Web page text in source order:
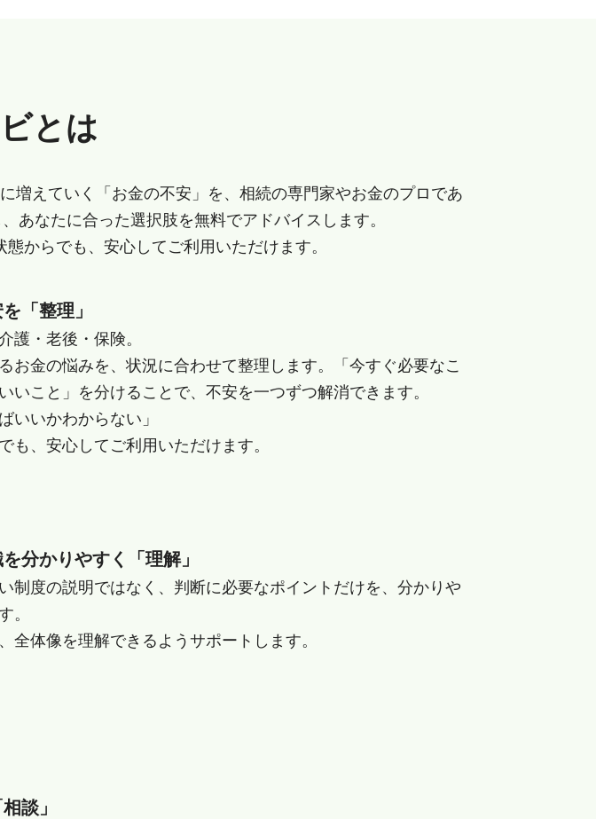
とは
増えていく「お金の不安」を、相続の専門家やお金のプロであ
あなたに合った選択肢を無料でアドバイスします。
からでも、安心してご利用いただけます。
「整理」
護・老後・保険。
お金の悩みを、状況に合わせて整理します。「今すぐ必要なこ
いこと」を分けることで、不安を一つずつ解消できます。
いいかわからない」
も、安心してご利用いただけます。
分かりやすく「理解」
制度の説明ではなく、判断に必要なポイントだけを、分かりや
。
全体像を理解できるようサポートします。
談」